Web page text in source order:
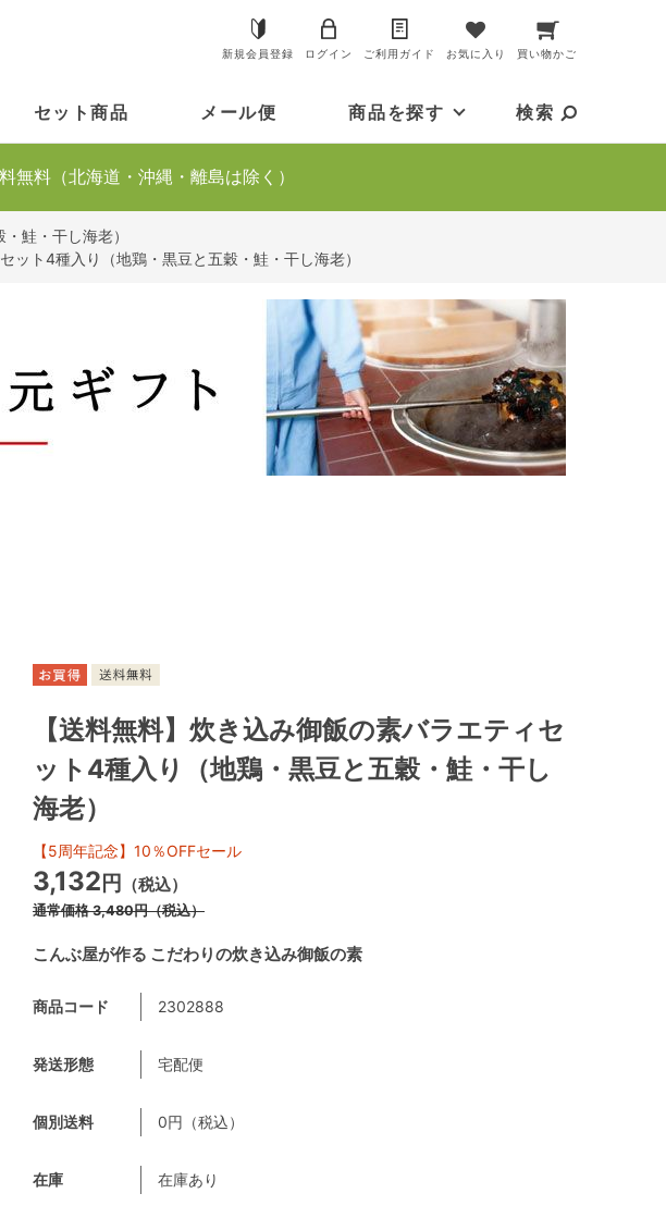
新規会員登録 ログイン ご利用ガイド お気に入り 買い物かご
セット商品 メール便 商品を探す 検索
無料（北海道・沖縄・離島は除く）
鮭・干し海老）
ット4種入り（地鶏・黒豆と五穀・鮭・干し海老）
こんぶ屋が作る こだわりの炊き込み御飯の素
【送料無料】炊き込み御飯の素バラエティセ
ット4種入り（地鶏・黒豆と五穀・鮭・干し
海老）
【5周年記念】10％OFFセール
3,132円 （税込）
通常価格3,480円（税込）
商品コード 2302888
発送形態 宅配便
個別送料 0円（税込）
在庫 在庫あり